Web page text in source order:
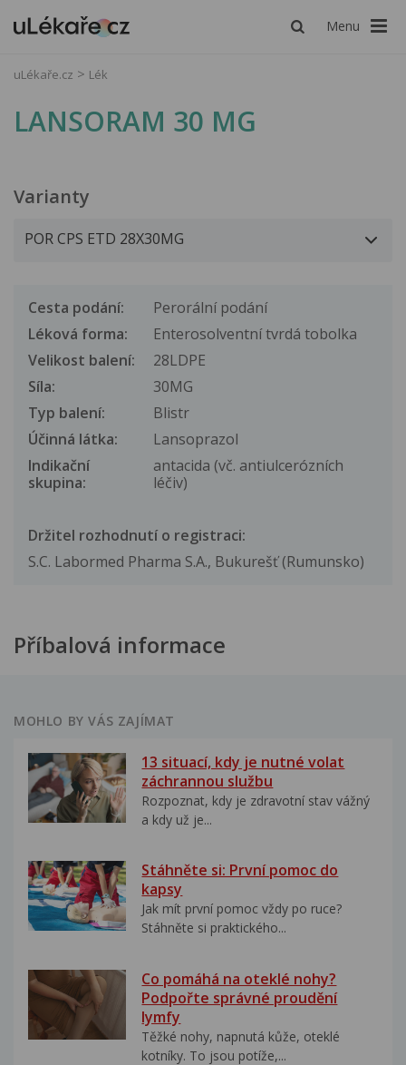
Menu
uLékaře.cz Lék
LANSORAM 30 MG
Varianty
Cesta podání:
Perorální podání
Léková forma:
Enterosolventní tvrdá tobolka
Velikost balení:
28LDPE
Síla:
30MG
Typ balení:
Blistr
Účinná látka:
Lansoprazol
Indikační
skupina:
antacida (vč. antiulcerózních
léčiv)
Držitel rozhodnutí o registraci:
S.C. Labormed Pharma S.A., Bukurešť (Rumunsko)
Příbalová informace
MOHLO BY VÁS ZAJÍMAT
13 situací, kdy je nutné volat
záchrannou službu
Rozpoznat, kdy je zdravotní stav vážný
a kdy už je...
Stáhněte si: První pomoc do
kapsy
Jak mít první pomoc vždy po ruce?
Stáhněte si praktického...
Co pomáhá na oteklé nohy?
Podpořte správné proudění
lymfy
Těžké nohy, napnutá kůže, oteklé
kotníky. To jsou potíže,...